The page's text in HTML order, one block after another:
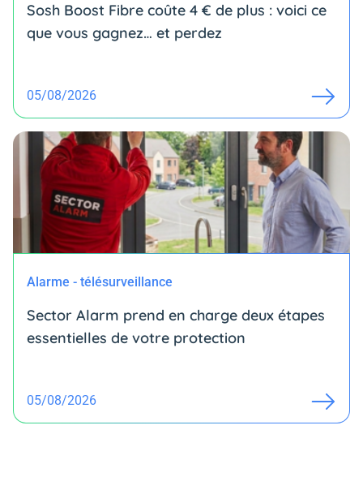
Sosh Boost Fibre coûte 4 € de plus : voici ce
que vous gagnez… et perdez
05/08/2026
Alarme - télésurveillance
Sector Alarm prend en charge deux étapes
essentielles de votre protection
05/08/2026